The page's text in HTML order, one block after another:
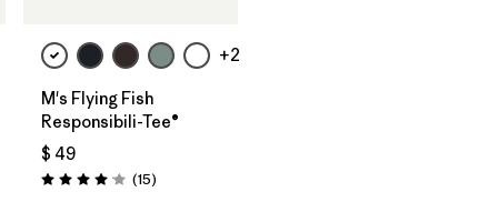
+2
M's Flying Fish
Responsibili-Tee®
$ 49
Valoración: 4.1 / 5
(15Comentarios
)